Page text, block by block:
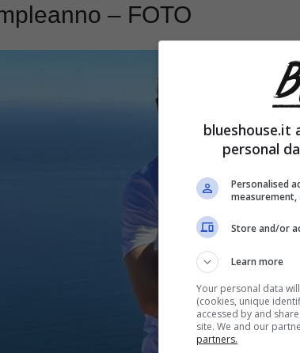
– FOTO
blueshouse.it
personal
Personalised
measurement,
Store and/or
Learn more
Your personal data
(cookies, unique
accessed by and
site. We and our
partners.